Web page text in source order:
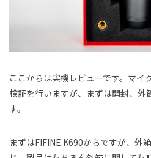
ここからは実機レビューです。マイ
検証を行いますが、まずは開封、外
す。
まずはFIFINE K690からですが、外